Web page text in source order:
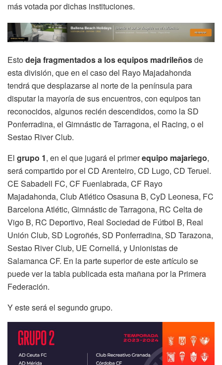
más votada por dichas instituciones.
Estodeja fragmentados a los equipos madrileñosde
esta división, que en el caso del Rayo Majadahonda
tendrá que desplazarse al norte de la península para
disputar la mayoría de sus encuentros, con equipos tan
reconocidos, algunos recién descendidos, como la SD
Ponferradina, el Gimnástic de Tarragona, el Racing, o el
Sestao River Club.
El grupo 1, en el que jugará el primerequipo majariego,
será compartido por el CD Arenteiro, CD Lugo, CD Teruel.
CE Sabadell FC, CF Fuenlabrada, CF Rayo
Majadahonda, Club Atlético Osasuna B, CyD Leonesa, FC
Barcelona Atlétic, Gimnástic de Tarragona, RC Celta de
Vigo B, RC Deportivo, Real Sociedad de Fútbol B, Real
Unión Club, SD Logroñés, SD Ponferradina, SD Tarazona,
Sestao River Club, UE Cornellá, y Unionistas de
Salamanca CF. En la parte superior de este artículo se
puede ver la tabla publicada esta mañana por la Primera
Federación.
Y este será el segundo grupo.